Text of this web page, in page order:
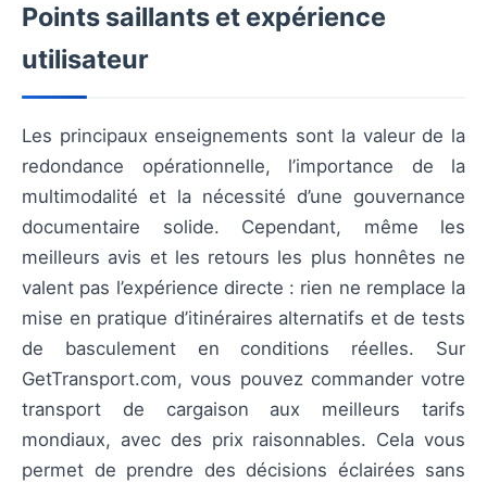
Points saillants et expérience
utilisateur
Les principaux enseignements sont la valeur de la
redondance opérationnelle, l’importance de la
multimodalité et la nécessité d’une gouvernance
documentaire solide. Cependant, même les
meilleurs avis et les retours les plus honnêtes ne
valent pas l’expérience directe : rien ne remplace la
mise en pratique d’itinéraires alternatifs et de tests
de basculement en conditions réelles. Sur
GetTransport.com, vous pouvez commander votre
transport de cargaison aux meilleurs tarifs
mondiaux, avec des prix raisonnables. Cela vous
permet de prendre des décisions éclairées sans